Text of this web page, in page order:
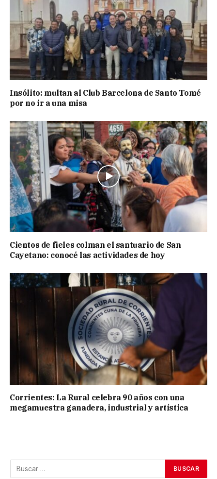
Insólito: multan al Club Barcelona de Santo Tomé
por no ir a una misa
Cientos de fieles colman el santuario de San
Cayetano: conocé las actividades de hoy
Corrientes: La Rural celebra 90 años con una
megamuestra ganadera, industrial y artística